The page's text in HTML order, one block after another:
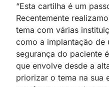
“Esta cartilha é um
Recentemente
tema com várias
como a implantação de
segurança do paciente
que envolve desde a
priorizar o tema na sua